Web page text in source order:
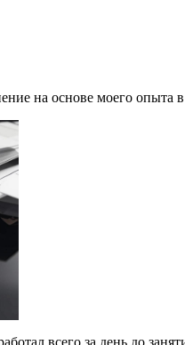
на основе моего опыта
всего за день до